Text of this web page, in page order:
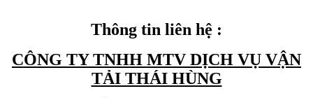
Thông tin liên hệ :
CÔNG TY TNHH MTV DỊCH VỤ VẬN
TẢI THÁI HÙNG